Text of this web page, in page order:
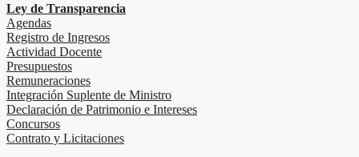
Ley de Transparencia
Agendas
Registro de Ingresos
Actividad Docente
Presupuestos
Remuneraciones
Integración Suplente de Ministro
Declaración de Patrimonio e Intereses
Concursos
Contrato y Licitaciones